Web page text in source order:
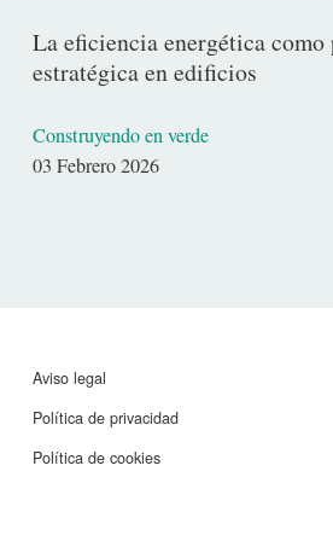
La eficiencia energética
estratégica en edificios
Construyendo en verde
Fecha03 Febrero 2026
Aviso legal
Política de privacidad
Política de cookies